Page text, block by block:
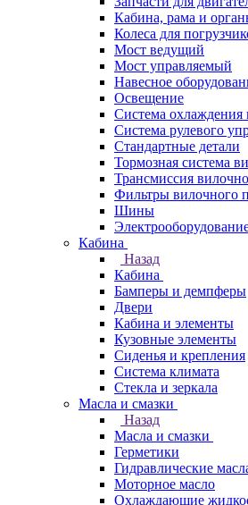
Кабина, рама и
Колеса для
Мост ведущий
Мост управляемый
Навесное
Освещение
Система охлаждения
Система рулевого
Стандартные детали
Тормозная система
Трансмиссия
Фильтры вилочного
Шины
Кабина
Назад
Кабина
Бамперы и демпферы
Двери
Кабина и элементы
Кузовные элементы
Сиденья и крепления
Система климата
Стекла и зеркала
Масла и смазки
Назад
Масла и смазки
Герметики
Гидравлические
Моторное масло
Охлаждающие